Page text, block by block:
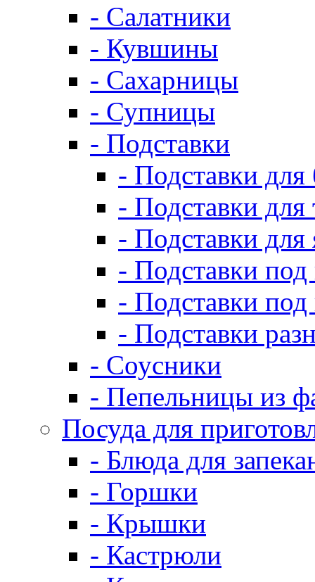
- Салатники
- Кувшины
- Сахарницы
- Супницы
- Подставки
- Подставки
- Подставки для
- Подставки для
- Подставки
- Подставки под
- Подставки
- Соусники
- Пепельницы из
Посуда для
- Блюда для
- Горшки
- Крышки
- Кастрюли